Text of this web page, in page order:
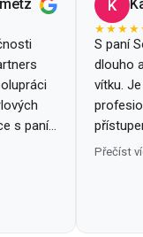
s paní
Čirikem
K
S paní
dlouho
vítku.
koho
Přečíst